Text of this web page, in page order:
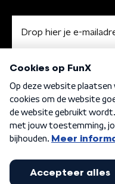
Algemene voorwaarden